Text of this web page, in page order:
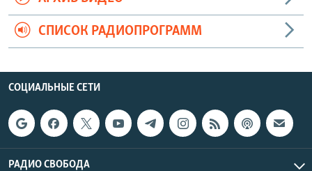
СПИСОК РАДИОПРОГРАММ
СОЦИАЛЬНЫЕ СЕТИ
РАДИО СВОБОДА